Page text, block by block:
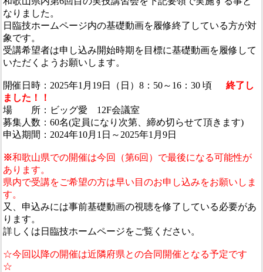
なりました。
日臨技ホームページ内の基礎動画を履修終了している方が対
象です。
受講希望者は申し込み開始時期を目標に基礎動画を履修して
いただくようお願いします。
開催日時：2025年1月19日（日）8：50～16：30 頃
終了し
ました！！
場 所：ビッグ愛 12F会議室
募集人数：60名(定員になり次第、締め切らせて頂きます)
申込期間：2024年10月1日～2025年1月9日
※和歌山県での開催は今回（第6回）で最後になる可能性が
あります。
県内で受講をご希望の方は早い目のお申し込みをお願いしま
す。
又、申込みには事前基礎動画の視聴を修了している必要があ
ります。
詳しくは日臨技ホームページをご覧ください。
☆今回以降の開催は近隣府県との合同開催となる予定です
☆